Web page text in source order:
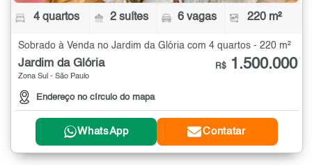
4 quartos 2 suítes 6 vagas 220 m²
Sobrado à Venda no Jardim da Glória com 4 quartos - 220 m²
Jardim da Glória
Zona Sul - São Paulo
Endereço no círculo do mapa
R$ 1.500.000
WhatsApp Contatar